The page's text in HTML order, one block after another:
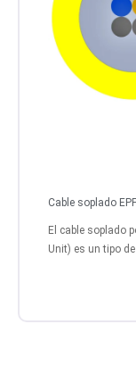
Cable soplado
El cable soplado
Unit) es un tipo